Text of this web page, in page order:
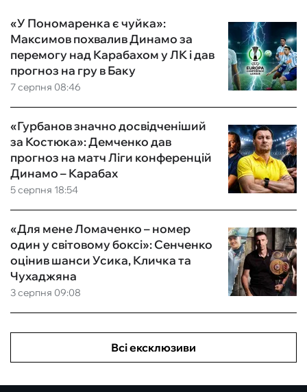
7 серпня 08:46
«У Пономаренка є чуйка»:
Максимов похвалив Динамо за
перемогу над Карабахом у ЛК і дав
прогноз на гру в Баку
5 серпня 18:54
«Гурбанов значно досвідченіший
за Костюка»: Демченко дав
прогноз на матч Ліги конференцій
Динамо – Карабах
3 серпня 09:08
«Для мене Ломаченко – номер
один у світовому боксі»: Сенченко
оцінив шанси Усика, Кличка та
Чухаджяна
Всі ексклюзиви